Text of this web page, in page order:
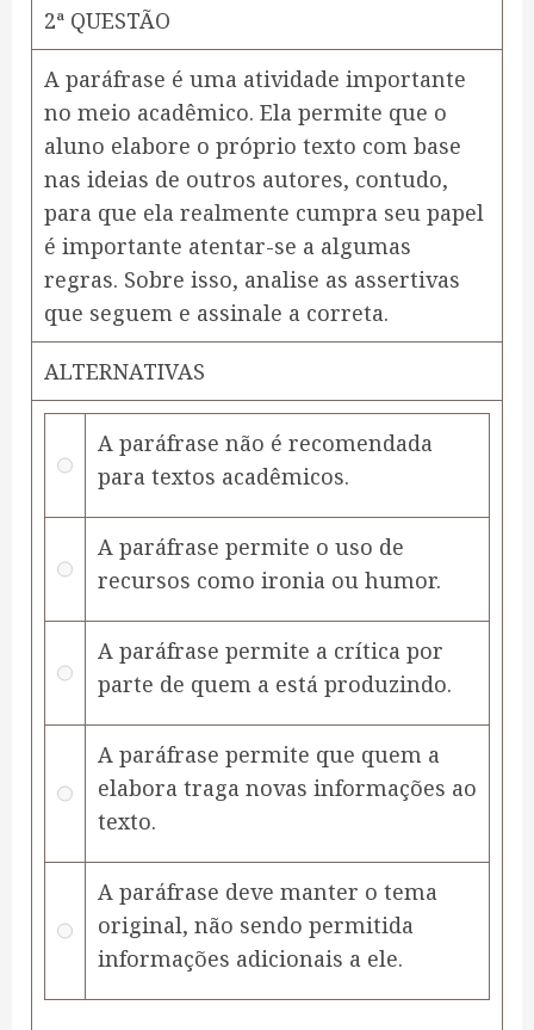
2ª QUESTÃO
A paráfrase é uma atividade importante
no meio acadêmico. Ela permite que o
aluno elabore o próprio texto com base
nas ideias de outros autores, contudo,
para que ela realmente cumpra seu papel
é importante atentar-se a algumas
regras. Sobre isso, analise as assertivas
que seguem e assinale a correta.
ALTERNATIVAS
A paráfrase não é recomendada
para textos acadêmicos.
A paráfrase permite o uso de
recursos como ironia ou humor.
A paráfrase permite a crítica por
parte de quem a está produzindo.
A paráfrase permite que quem a
elabora traga novas informações ao
texto.
A paráfrase deve manter o tema
original, não sendo permitida
informações adicionais a ele.